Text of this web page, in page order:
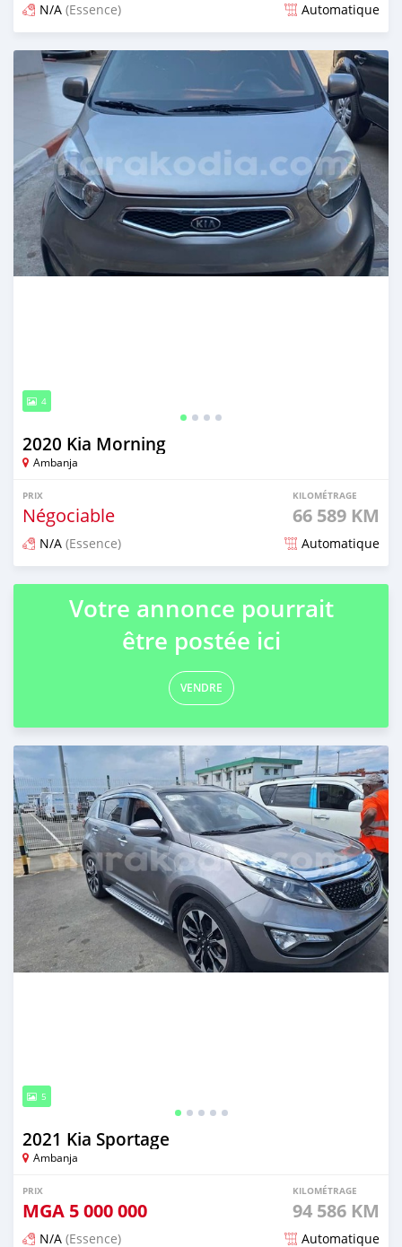
N/A (Essence) Automatique
Publié il y a environ 2 ans
4
2020 Kia Morning
Ambanja
PRIX
Négociable
KILOMÉTRAGE
66 589 KM
N/A (Essence) Automatique
Publié il y a environ 2 ans
Votre annonce pourrait
être postée ici
VENDRE
5
2021 Kia Sportage
Ambanja
PRIX
MGA 5 000 000
KILOMÉTRAGE
94 586 KM
N/A (Essence) Automatique